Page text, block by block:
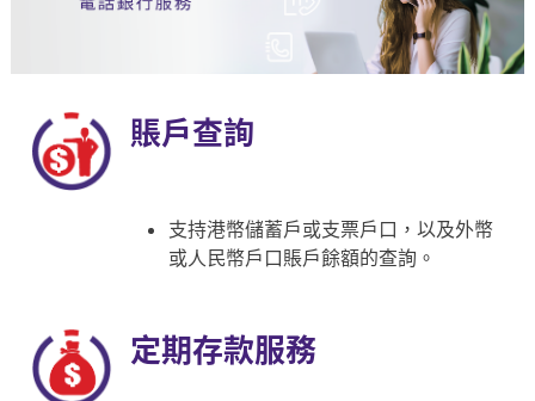
賬戶查詢
支持港幣儲蓄戶或支票戶口，以及外幣
或人民幣戶口賬戶餘額的查詢。
定期存款服務